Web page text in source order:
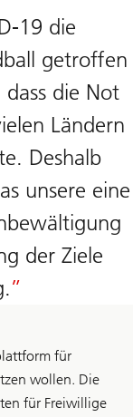
19 die
getroffen
die Not
Ländern
Deshalb
unsere eine
der Ziele
für
wollen. Die
für Freiwillige